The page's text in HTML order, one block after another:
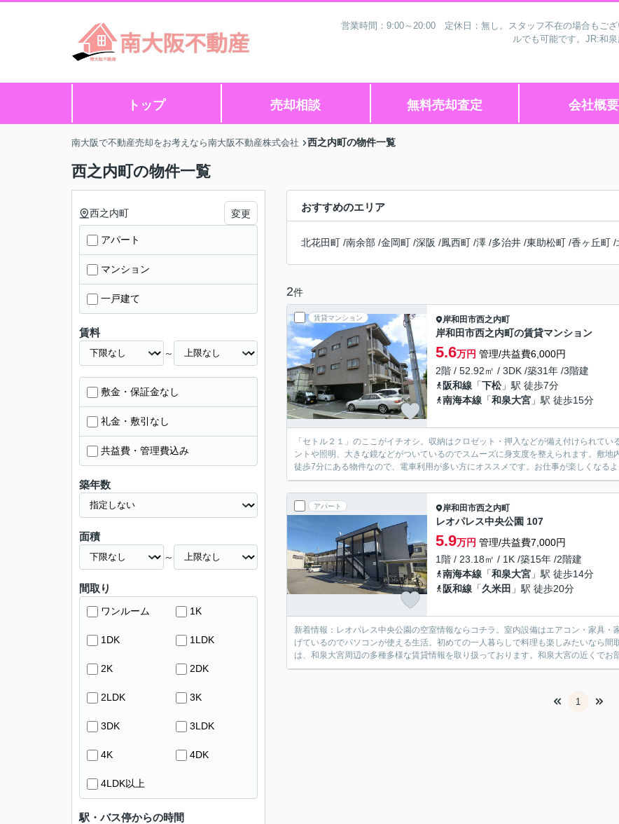
営業時間：9:00～20:00 定休日：無し。スタッフ不在の場合もご
ルでも可能です。JR:和
トップ 売却相談 無料売却査定 会社概要
南大阪で不動産売却をお考えなら南大阪不動産株式会社 西之内町の物件一覧
西之内町の物件一覧
おすすめのエリア
北花田町 /南余部 /金岡町 /深阪 /鳳西町 /澤 /多治井 /東助松町 /香ヶ丘町 /
2件
賃貸マンション 岸和田市西之内町
岸和田市西之内町の賃貸マンション
5.6万円 管理/共益費6,000円
2階 / 52.92㎡ / 3DK /築31年 /3階建
阪和線 「下松」駅 徒歩7分
南海本線 「和泉大宮 」駅 徒歩15分
「セトル２１」のここがイチオシ。収納はクロゼット・押入などが備え付けられて
ントや照明、大きな鏡などがついているのでスムーズに身支度を整えられます。敷
徒歩7分にある物件なので、電車利用が多い方にオススメです。お仕事が楽しくなる
アパート 岸和田市西之内町
レオパレス中央公園 107
5.9万円 管理/共益費7,000円
1階 / 23.18㎡ / 1K /築15年 /2階建
南海本線 「和泉大宮 」駅 徒歩14分
阪和線 「久米田 」駅 徒歩20分
新着情報：レオパレス中央公園の空室情報ならコチラ。室内設備はエアコン・家具
げているのでパソコンが使える生活。初めての一人暮らしで料理も楽しみたいなら
は、和泉大宮周辺の多種多様な賃貸情報を取り扱っております。和泉大宮の近くで
1
西之内町 変更
アパート
マンション
一戸建て
賃料
～
敷金・保証金なし
礼金・敷引なし
共益費・管理費込み
築年数
面積
～
間取り
ワンルーム 1K
1DK 1LDK
2K 2DK
2LDK 3K
3DK 3LDK
4K 4DK
4LDK以上
駅・バス停からの時間